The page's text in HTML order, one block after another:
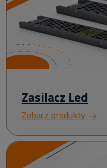
Zasilacz Led
Zobacz produkty